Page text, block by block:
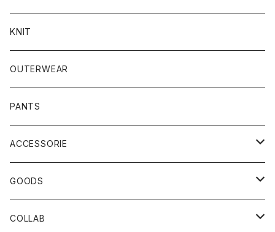
KNIT
OUTERWEAR
PANTS
ACCESSORIE
CAP
BUCKET HAT
GOODS
STICKER
COLLAB